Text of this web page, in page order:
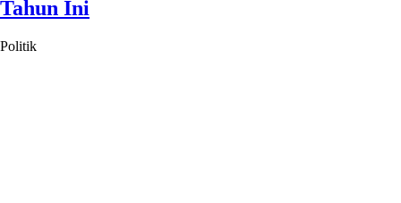
Tahun Ini
Politik